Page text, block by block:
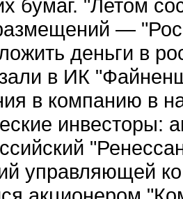
бумаг. "Летом
—
деньги в
в ИК
в компанию в
управляющей